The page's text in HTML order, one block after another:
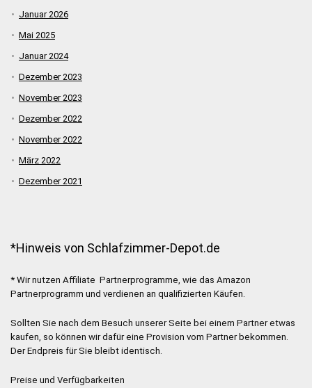
Januar 2026
Mai 2025
Januar 2024
Dezember 2023
November 2023
Dezember 2022
November 2022
März 2022
Dezember 2021
*Hinweis von Schlafzimmer-Depot.de
* Wir nutzen Affiliate Partnerprogramme, wie das Amazon
Partnerprogramm und verdienen an qualifizierten Käufen.
Sollten Sie nach dem Besuch unserer Seite bei einem Partner etwas
kaufen, so können wir dafür eine Provision vom Partner bekommen.
Der Endpreis für Sie bleibt identisch.
Preise und Verfügbarkeiten